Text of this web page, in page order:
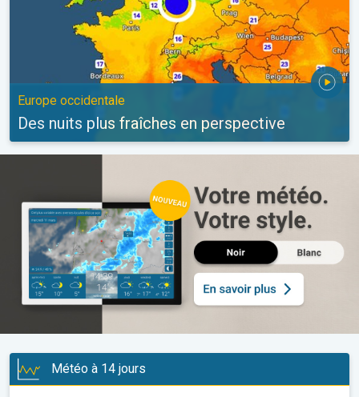
Europe occidentale
Des nuits plus fraîches en perspective
Météo à 14 jours